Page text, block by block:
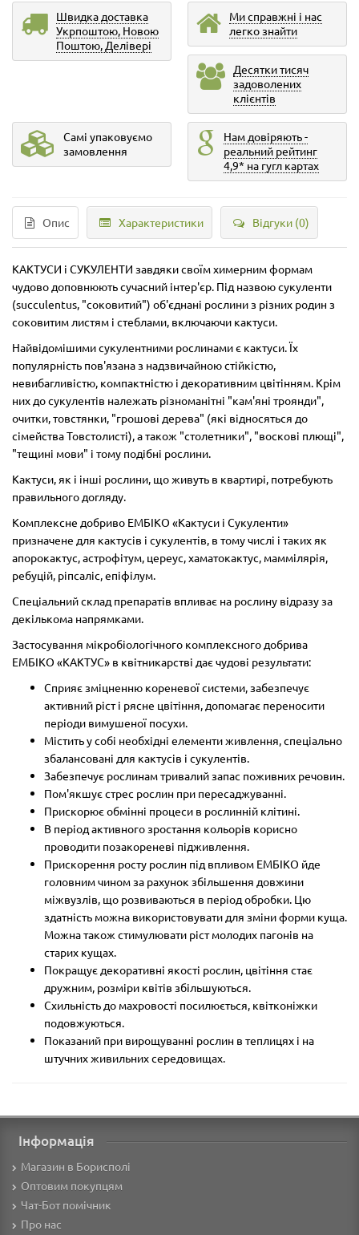
Швидка доставка
Укрпоштою, Новою
Поштою, Делівері
Ми справжні і нас
легко знайти
Десятки тисяч
задоволених
клієнтів
Самі упаковуємо
замовлення
Нам довіряють -
реальний рейтинг
4,9* на гугл картах
Опис Характеристики Відгуки (0)
КАКТУСИ і СУКУЛЕНТИ завдяки своїм химерним формам
чудово доповнюють сучасний інтер'єр. Під назвою сукуленти
(succulentus, "соковитий") об'єднані рослини з різних родин з
соковитим листям і стеблами, включаючи кактуси.
Найвідомішими сукулентними рослинами є кактуси. Їх
популярність пов'язана з надзвичайною стійкістю,
невибагливістю, компактністю і декоративним цвітінням. Крім
них до сукулентів належать різноманітні "кам'яні троянди",
очитки, товстянки, "грошові дерева" (які відносяться до
сімейства Товстолисті), а також "столетники", "воскові плющі",
"тещині мови" і тому подібні рослини.
Кактуси, як і інші рослини, що живуть в квартирі, потребують
правильного догляду.
Комплексне добриво ЕМБІКО «Кактуси і Сукуленти»
призначене для кактусів і сукулентів, в тому числі і таких як
апорокактус, астрофітум, цереус, хаматокактус, маммілярія,
ребуцій, ріпсаліс, епіфілум.
Спеціальний склад препаратів впливає на рослину відразу за
декількома напрямками.
Застосування мікробіологічного комплексного добрива
ЕМБІКО «КАКТУС» в квітникарстві дає чудові результати:
Сприяє зміцненню кореневої системи, забезпечує
активний ріст і рясне цвітіння, допомагає переносити
періоди вимушеної посухи.
Містить у собі необхідні елементи живлення, спеціально
збалансовані для кактусів і сукулентів.
Забезпечує рослинам тривалий запас поживних речовин.
Пом'якшує стрес рослин при пересаджуванні.
Прискорює обмінні процеси в рослинній клітині.
В період активного зростання кольорів корисно
проводити позакореневі підживлення.
Прискорення росту рослин під впливом ЕМБІКО йде
головним чином за рахунок збільшення довжини
міжвузлів, що розвиваються в період обробки. Цю
здатність можна використовувати для зміни форми куща.
Можна також стимулювати ріст молодих пагонів на
старих кущах.
Покращує декоративні якості рослин, цвітіння стає
дружним, розміри квітів збільшуються.
Схильність до махровості посилюється, квітконіжки
подовжуються.
Показаний при вирощуванні рослин в теплицях і на
штучних живильних середовищах.
Інформація
Магазин в Борисполі
Оптовим покупцям
Чат-Бот помічник
Про нас